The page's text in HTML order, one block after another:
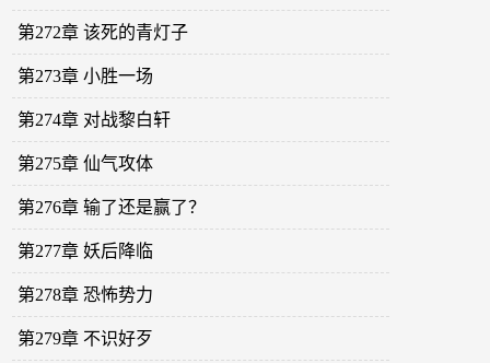
第272章 该死的青灯子
第273章 小胜一场
第274章 对战黎白轩
第275章 仙气攻体
第276章 输了还是赢了？
第277章 妖后降临
第278章 恐怖势力
第279章 不识好歹